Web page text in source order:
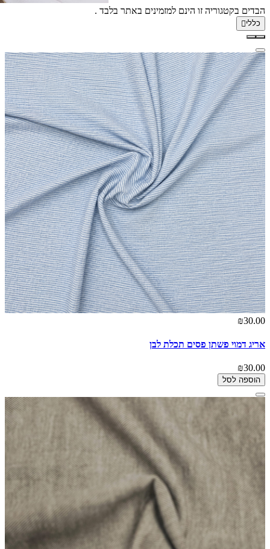
הבדים בקטגוריה זו הינם למזמינים באתר בלבד .
כללי
₪30.00
אריג דמוי פשתן פסים תכלת לבן
₪30.00
הוספה לסל